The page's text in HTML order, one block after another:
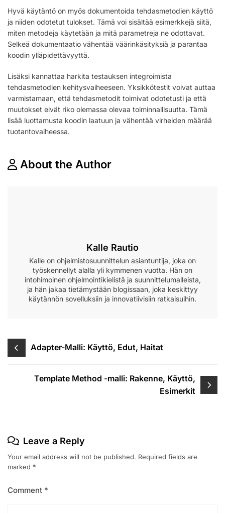
Hyvä käytäntö on myös dokumentoida tehdasmetodien käyttö
ja niiden odotetut tulokset. Tämä voi sisältää esimerkkejä siitä,
miten metodeja käytetään ja mitä parametreja ne odottavat.
Selkeä dokumentaatio vähentää väärinkäsityksiä ja parantaa
koodin ylläpidettävyyttä.
Lisäksi kannattaa harkita testauksen integroimista
tehdasmetodien kehitysvaiheeseen. Yksikkötestit voivat auttaa
varmistamaan, että tehdasmetodit toimivat odotetusti ja että
muutokset eivät riko olemassa olevaa toiminnallisuutta. Tämä
lisää luottamusta koodin laatuun ja vähentää virheiden määrää
tuotantovaiheessa.
About the Author
Kalle Rautio
Kalle on ohjelmistosuunnittelun asiantuntija, joka on
työskennellyt alalla yli kymmenen vuotta. Hän on
intohimoinen ohjelmointikielistä ja suunnittelumalleista,
ja hän jakaa tietämystään blogissaan, joka keskittyy
käytännön sovelluksiin ja innovatiivisiin ratkaisuihin.
Post
navigation
Adapter-Malli: Käyttö, Edut, Haitat
Template Method -malli: Rakenne, Käyttö,
Esimerkit
Leave a Reply
Your email address will not be published. Required fields are
marked *
Comment *